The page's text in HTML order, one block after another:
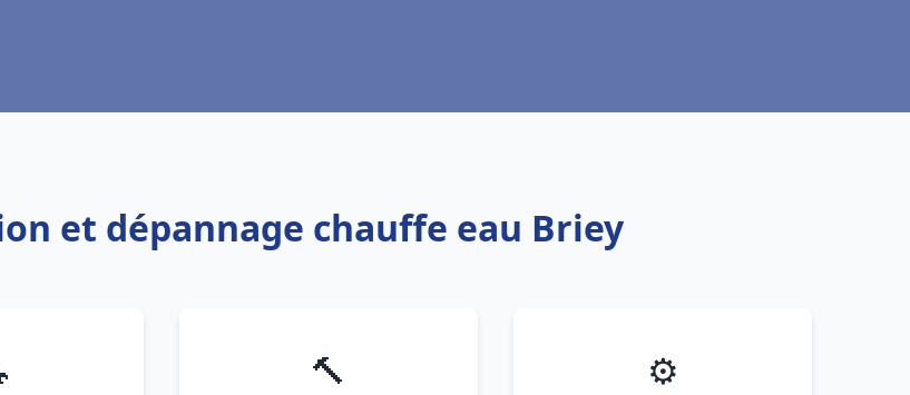
et dépannage chauffe eau Briey
🔨 ⚙️